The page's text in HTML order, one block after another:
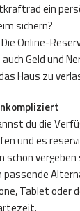
ein
sichern?
Online-
Geld und
Haus zu
du die
und es
schon
Tablet oder